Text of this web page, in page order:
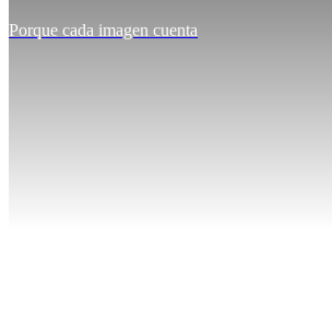
Porque cada imagen cuenta